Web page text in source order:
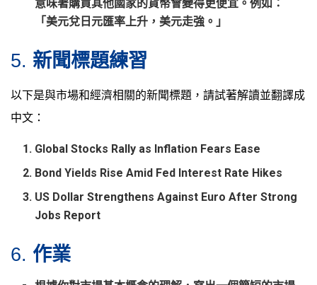
意味著購買其他國家的貨幣會變得更便宜。例如：
「美元兌日元匯率上升，美元走強。」
5. 新聞標題練習
以下是與市場和經濟相關的新聞標題，請試著解讀並翻譯成
中文：
Global Stocks Rally as Inflation Fears Ease
Bond Yields Rise Amid Fed Interest Rate Hikes
US Dollar Strengthens Against Euro After Strong
Jobs Report
6. 作業